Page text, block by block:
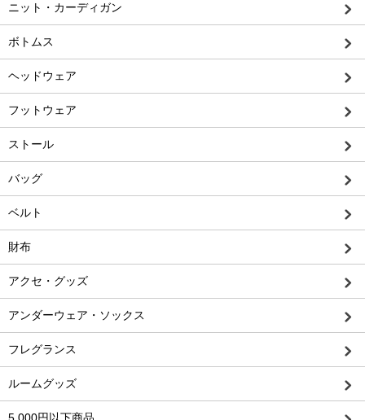
ニット・カーディガン
ボトムス
ヘッドウェア
フットウェア
ストール
バッグ
ベルト
財布
アクセ・グッズ
アンダーウェア・ソックス
フレグランス
ルームグッズ